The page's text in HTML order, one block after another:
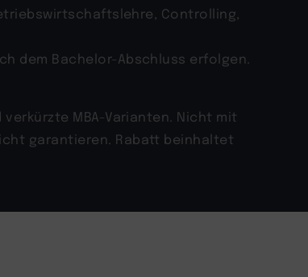
Controlling,
dem Bachelor-Abschluss erfolgen.
MBA-Varianten. Nicht mit
garantieren. Rabatt beinhaltet